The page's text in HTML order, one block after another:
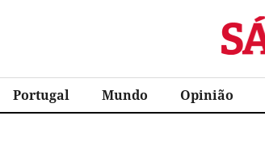
Sábado
Portugal Mundo Opinião